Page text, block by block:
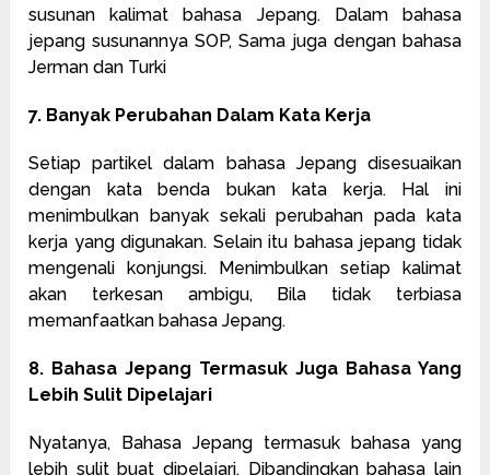
susunan kalimat bahasa Jepang. Dalam bahasa
jepang susunannya SOP, Sama juga dengan bahasa
Jerman dan Turki
7. Banyak Perubahan Dalam Kata Kerja
Setiap partikel dalam bahasa Jepang disesuaikan
dengan kata benda bukan kata kerja. Hal ini
menimbulkan banyak sekali perubahan pada kata
kerja yang digunakan. Selain itu bahasa jepang tidak
mengenali konjungsi. Menimbulkan setiap kalimat
akan terkesan ambigu, Bila tidak terbiasa
memanfaatkan bahasa Jepang.
8. Bahasa Jepang Termasuk Juga Bahasa Yang
Lebih Sulit Dipelajari
Nyatanya, Bahasa Jepang termasuk bahasa yang
lebih sulit buat dipelajari. Dibandingkan bahasa lain